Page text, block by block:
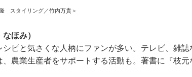
スタイリング／竹内万貴＞
ほみ）
ピと気さくな人柄にファンが多い。テレビ、雑
、農業生産者をサポートする活動も。著書に『枝